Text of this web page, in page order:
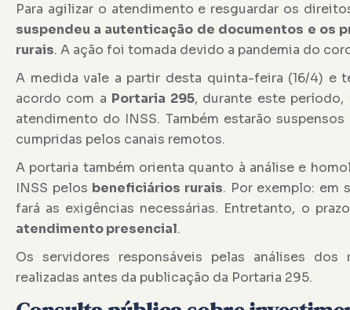
Para agilizar o atendimento e resguardar os
suspendeu a autenticação de documentos e os
rurais. A ação foi tomada devido a pandemia do
A medida vale a partir desta quinta-feira (16/4) e
acordo com a Portaria 295, durante este
atendimento do INSS. Também estarão
cumpridas pelos canais remotos.
A portaria também orienta quanto à análise e
INSS pelos beneficiários rurais. Por exemplo: em
fará as exigências necessárias. Entretanto, o
atendimento presencial.
Os servidores responsáveis pelas análises
realizadas antes da publicação da Portaria 295.